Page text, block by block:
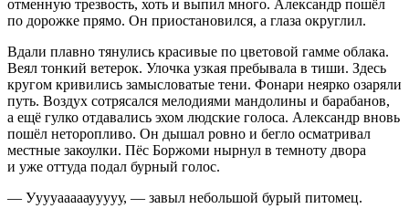
отменную трезвость, хоть и выпил много. Александр пошёл
по дорожке прямо. Он приостановился, а глаза округлил.
Вдали плавно тянулись красивые по цветовой гамме облака.
Веял тонкий ветерок. Улочка узкая пребывала в тиши. Здесь
кругом кривились замысловатые тени. Фонари неярко озаряли
путь. Воздух сотрясался мелодиями мандолины и барабанов,
а ещё гулко отдавались эхом людские голоса. Александр вновь
пошёл неторопливо. Он дышал ровно и бегло осматривал
местные закоулки. Пёс Боржоми нырнул в темноту двора
и уже оттуда подал бурный голос.
— Ууууаааааууууу, — завыл небольшой бурый питомец.